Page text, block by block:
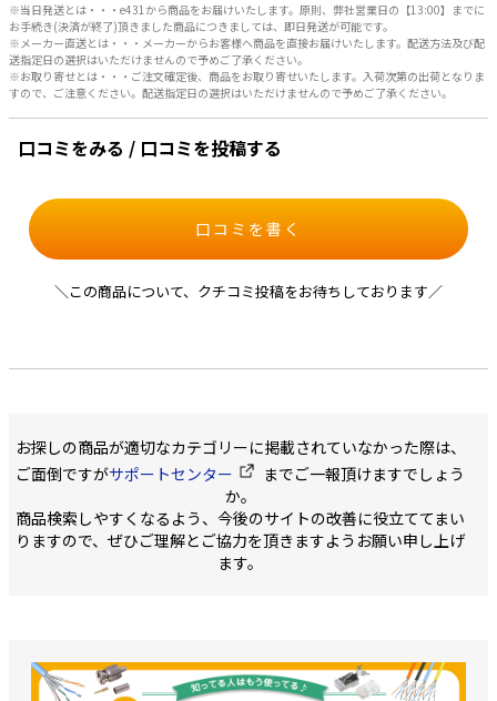
※当日発送とは・・・e431から商品をお届けいたします。原則、弊社営業日の【13:00】までに
お手続き(決済が終了)頂きました商品につきましては、即日発送が可能です。
※メーカー直送とは・・・メーカーからお客様へ商品を直接お届けいたします。配送方法及び配
送指定日の選択はいただけませんので予めご了承ください。
※お取り寄せとは・・・ご注文確定後、商品をお取り寄せいたします。入荷次第の出荷となりま
すので、ご注意ください。配送指定日の選択はいただけませんので予めご了承ください。
口コミをみる / 口コミを投稿する
口コミを書く
＼この商品について、クチコミ投稿をお待ちしております／
お探しの商品が適切なカテゴリーに掲載されていなかった際は、
ご面倒ですがサポートセンター
までご一報頂けますでしょう
か。
商品検索しやすくなるよう、今後のサイトの改善に役立ててまい
りますので、ぜひご理解とご協力を頂きますようお願い申し上げ
ます。